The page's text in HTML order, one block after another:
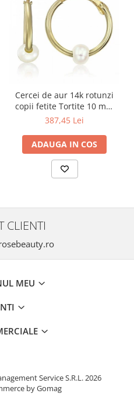
Cercei de aur 14k rotunzi
copii fetite Tortite 10 mm
perluta
387,45 Lei
ADAUGA IN COS
CLIENTI
MEU
Service S.R.L. 2026
by Gomag